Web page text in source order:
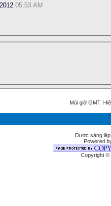
05:53 AM
Múi giờ GMT.
Được sáng
Powered
Copyright ©